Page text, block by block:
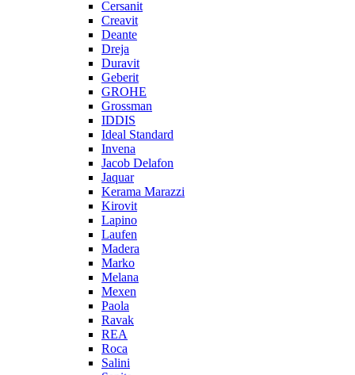
Cersanit
Creavit
Deante
Dreja
Duravit
Geberit
GROHE
Grossman
IDDIS
Ideal Standard
Invena
Jacob Delafon
Jaquar
Kerama Marazzi
Kirovit
Lapino
Laufen
Madera
Marko
Melana
Mexen
Paola
Ravak
REA
Roca
Salini